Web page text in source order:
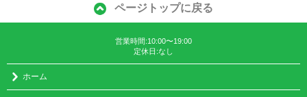
ページトップに戻る
営業時間:10:00〜19:00
定休日:なし
ホーム